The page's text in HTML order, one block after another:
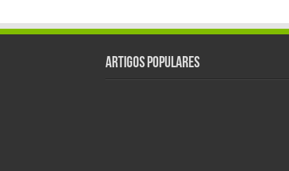
Artigos populares